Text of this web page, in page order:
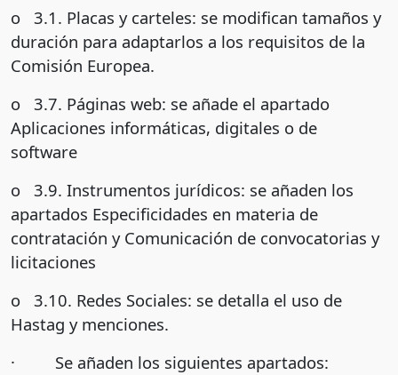
o 3.1. Placas y carteles: se modifican tamaños y
duración para adaptarlos a los requisitos de la
Comisión Europea.
o 3.7. Páginas web: se añade el apartado
Aplicaciones informáticas, digitales o de
software
o 3.9. Instrumentos jurídicos: se añaden los
apartados Especificidades en materia de
contratación y Comunicación de convocatorias y
licitaciones
o 3.10. Redes Sociales: se detalla el uso de
Hastag y menciones.
· Se añaden los siguientes apartados: